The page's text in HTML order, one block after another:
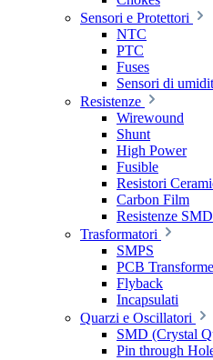
Sensori e Protettori
NTC
PTC
Fuses
Sensori di
Resistenze
Wirewound
Shunt
High Power
Fusible
Resistori
Carbon Film
Resistenze SMD
Trasformatori
SMPS
PCB
Flyback
Incapsulati
Quarzi e Oscillatori
SMD (Crystal
Pin through